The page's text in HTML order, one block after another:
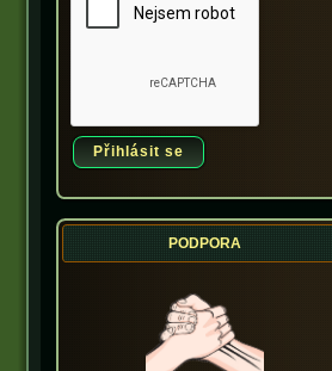
PODPORA